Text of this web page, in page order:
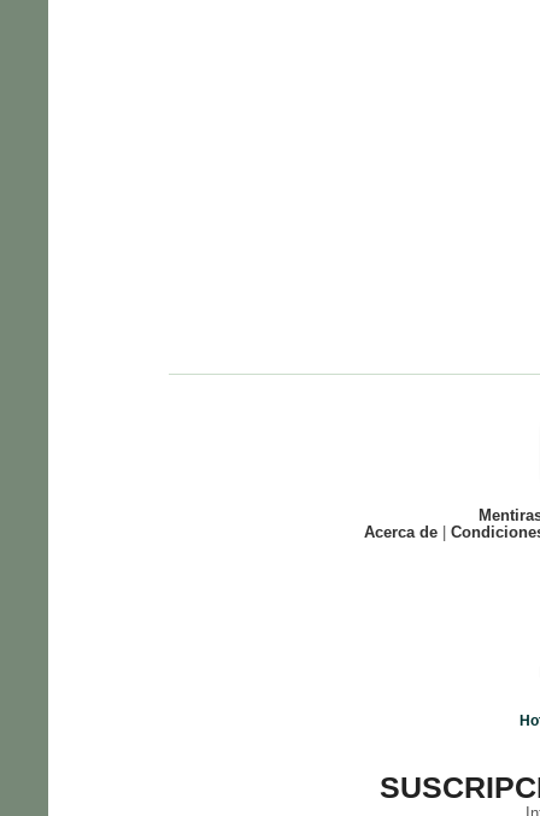
Acerca de